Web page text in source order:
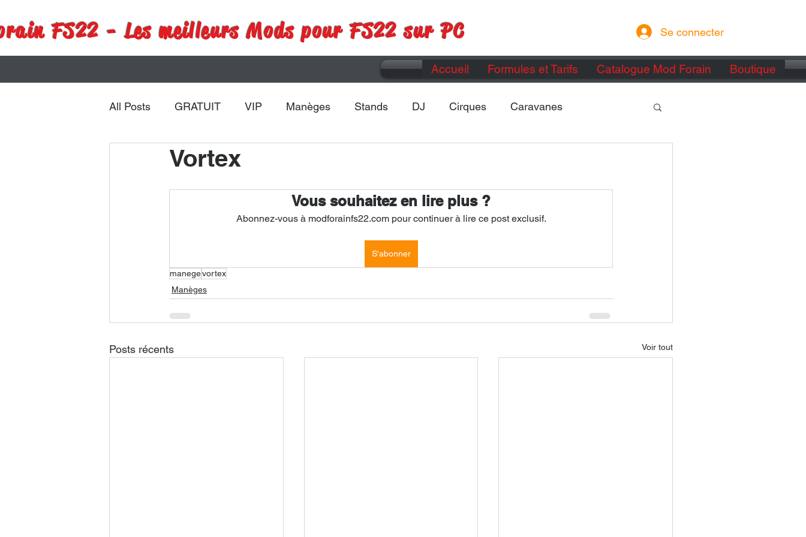
FS22 - Les meilleurs Mods pour FS22 sur PC Se connecter
Accueil Formules et Tarifs Catalogue Mod Forain Boutique
All Posts GRATUIT VIP Manèges Stands DJ Cirques Caravanes
Remorques Véhicules
Vortex
Vous souhaitez en lire plus ?
Abonnez-vous à modforainfs22.com pour continuer à lire ce post exclusif.
S'abonner
manegevortex
Manèges
Posts récents Voir tout